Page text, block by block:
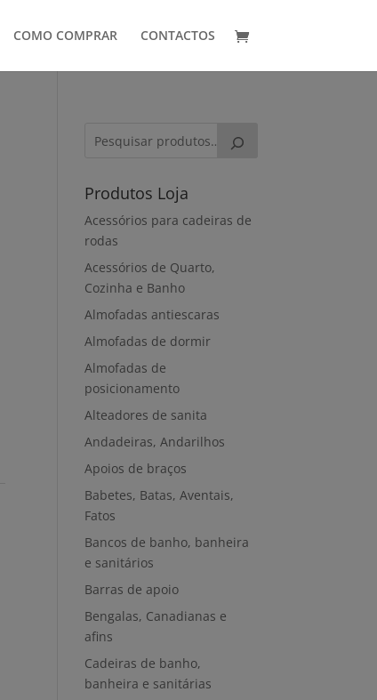
COMO COMPRAR CONTACTOS
Produtos Loja
Acessórios para cadeiras de
rodas
Acessórios de Quarto,
Cozinha e Banho
Almofadas antiescaras
Almofadas de dormir
Almofadas de
posicionamento
Alteadores de sanita
Andadeiras, Andarilhos
Apoios de braços
Babetes, Batas, Aventais,
Fatos
Bancos de banho, banheira
e sanitários
Barras de apoio
Bengalas, Canadianas e
afins
Cadeiras de banho,
banheira e sanitárias